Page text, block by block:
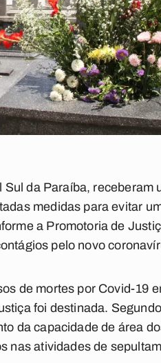
da Paraíba, receberam
medidas para evitar
a Promotoria de
pelo novo
de mortes por Covid-19
foi destinada.
da capacidade de área
nas atividades de